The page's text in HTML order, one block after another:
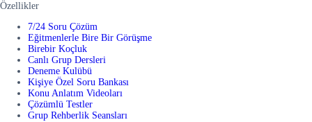
Özellikler
7/24 Soru Çözüm
Eğitmenlerle Bire Bir Görüşme
Birebir Koçluk
Canlı Grup Dersleri
Deneme Kulübü
Kişiye Özel Soru Bankası
Konu Anlatım Videoları
Çözümlü Testler
Grup Rehberlik Seansları